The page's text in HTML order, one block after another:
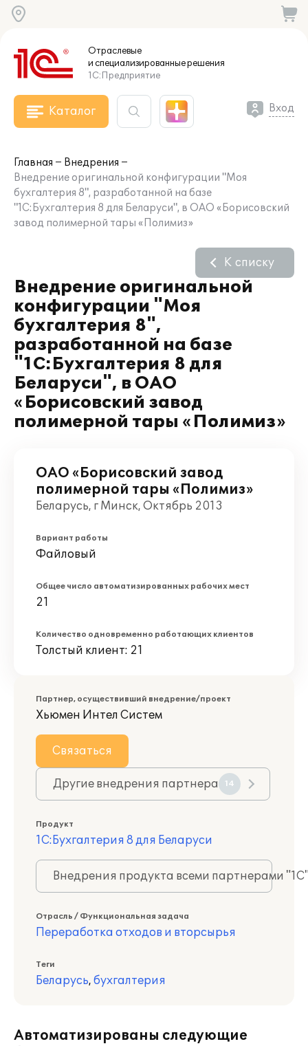
Отраслевые
и специализированныерешения
1С:Предприятие
Каталог Вход
Главная
Внедрения
Внедрение оригинальной конфигурации "Моя
бухгалтерия 8", разработанной на базе
"1С:Бухгалтерия 8 для Беларуси", в ОАО «Борисовский
завод полимерной тары «Полимиз»
Внедрение оригинальной
конфигурации "Моя
бухгалтерия 8",
разработанной на базе
"1С:Бухгалтерия 8 для
Беларуси", в ОАО
«Борисовский завод
полимерной тары «Полимиз»
К списку
ОАО «Борисовский завод
полимерной тары «Полимиз»
Беларусь, г Минск, Октябрь 2013
Вариант работы
Файловый
Общее число автоматизированных рабочих мест
21
Количество одновременно работающих клиентов
Толстый клиент: 21
Партнер, осуществивший внедрение/проект
Хьюмен Интел Систем
Связаться
Другие внедрения партнера 14
Продукт
1С:Бухгалтерия 8 для Беларуси
Внедрения продукта всеми партнерами
Отрасль / Функциональная задача
Переработка отходов и вторсырья
Теги
Беларусь, бухгалтерия
Автоматизированы следующие